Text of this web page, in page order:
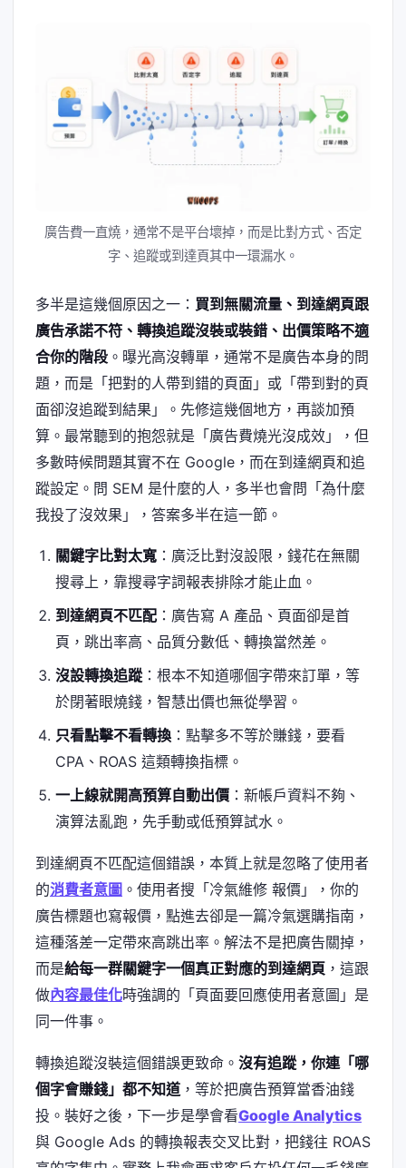
廣告費一直燒，通常不是平台壞掉，而是比對方式、否定
字、追蹤或到達頁其中一環漏水。
多半是這幾個原因之一： 買到無關流量、到達網頁跟
廣告承諾不符、轉換追蹤沒裝或裝錯、出價策略不適
合你的階段 。曝光高沒轉單，通常不是廣告本身的問
題，而是「把對的人帶到錯的頁面」或「帶到對的頁
面卻沒追蹤到結果」。先修這幾個地方，再談加預
算。最常聽到的抱怨就是「廣告費燒光沒成效」，但
多數時候問題其實不在 Google，而在到達網頁和追
蹤設定。問 SEM 是什麼的人，多半也會問「為什麼
我投了沒效果」，答案多半在這一節。
關鍵字比對太寬：廣泛比對沒設限，錢花在無關
搜尋上，靠搜尋字詞報表排除才能止血。
到達網頁不匹配：廣告寫 A 產品、頁面卻是首
頁，跳出率高、品質分數低、轉換當然差。
沒設轉換追蹤：根本不知道哪個字帶來訂單，等
於閉著眼燒錢，智慧出價也無從學習。
只看點擊不看轉換：點擊多不等於賺錢，要看
CPA、ROAS 這類轉換指標。
一上線就開高預算自動出價：新帳戶資料不夠、
演算法亂跑，先手動或低預算試水。
到達網頁不匹配這個錯誤，本質上就是忽略了使用者
的消費者意圖 。使用者搜「冷氣維修 報價」，你的
廣告標題也寫報價，點進去卻是一篇冷氣選購指南，
這種落差一定帶來高跳出率。解法不是把廣告關掉，
而是給每一群關鍵字一個真正對應的到達網頁 ，這跟
做內容最佳化時強調的「頁面要回應使用者意圖」是
同一件事。
轉換追蹤沒裝這個錯誤更致命。 沒有追蹤，你連「哪
個字會賺錢」都不知道 ，等於把廣告預算當香油錢
投。裝好之後，下一步是學會看Google Analytics
與 Google Ads 的轉換報表交叉比對，把錢往 ROAS